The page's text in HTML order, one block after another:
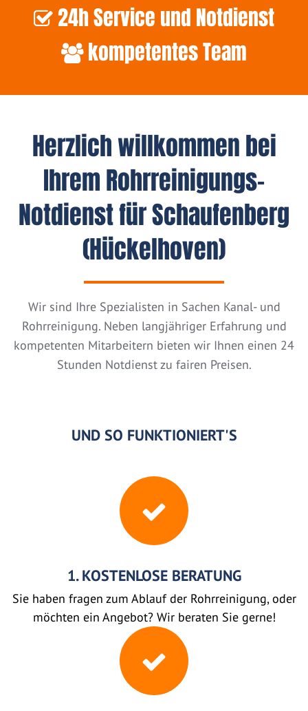
24h Service und Notdienst
kompetentes Team
Herzlich willkommen bei
Ihrem Rohrreinigungs-
Notdienst für Schaufenberg
(Hückelhoven)
Wir sind Ihre Spezialisten in Sachen Kanal- und
Rohrreinigung. Neben langjähriger Erfahrung und
kompetenten Mitarbeitern bieten wir Ihnen einen 24
Stunden Notdienst zu fairen Preisen.
UND SO FUNKTIONIERT'S
1. KOSTENLOSE BERATUNG
Sie haben fragen zum Ablauf der Rohrreinigung, oder
möchten ein Angebot? Wir beraten Sie gerne!